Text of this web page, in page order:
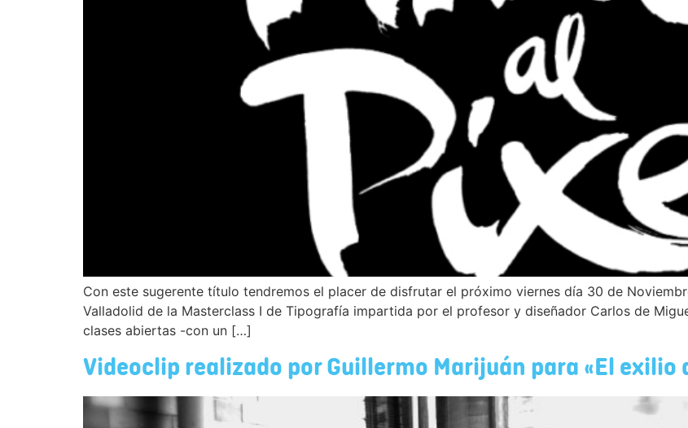
Con este sugerente título tendremos el placer de disfrutar el próximo viernes día 30 de
Valladolid de la Masterclass I de Tipografía impartida por el profesor y diseñador Carlos de
clases abiertas -con un […]
Videoclip realizado por Guillermo Marijuán para «El exilio